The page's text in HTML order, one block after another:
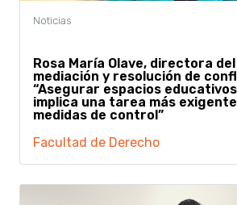
Rosa María Olave, directora
mediación y resolución de
“Asegurar espacios
implica una tarea más
medidas de control”
Facultad de Derecho